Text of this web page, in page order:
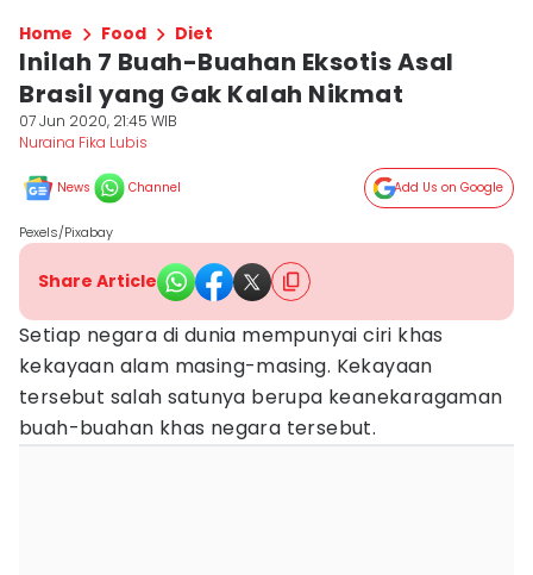
Home Food Diet
Inilah 7 Buah-Buahan Eksotis Asal
Brasil yang Gak Kalah Nikmat
07 Jun 2020, 21:45 WIB
Nuraina Fika Lubis
News Channel Add Us on Google
Pexels/Pixabay
Share Article
Setiap negara di dunia mempunyai ciri khas
kekayaan alam masing-masing. Kekayaan
tersebut salah satunya berupa keanekaragaman
buah-buahan khas negara tersebut.